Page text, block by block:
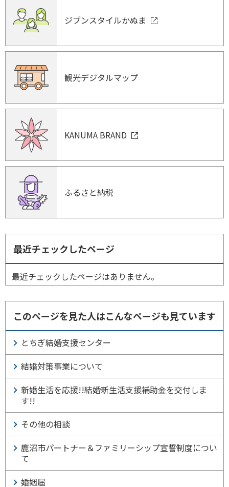
ジブンスタイルかぬま
観光デジタルマップ
KANUMA BRAND
ふるさと納税
最近チェックしたページ
最近チェックしたページはありません。
このページを見た人はこんなページも見ています
とちぎ結婚支援センター
結婚対策事業について
新婚生活を応援!!結婚新生活支援補助金を交付しま
す!!
その他の相談
鹿沼市パートナー＆ファミリーシップ宣誓制度につい
て
婚姻届